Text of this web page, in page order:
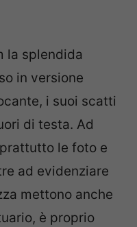
la splendida
in versione
i suoi scatti
di testa. Ad
le foto e
ad evidenziare
mettono anche
è proprio